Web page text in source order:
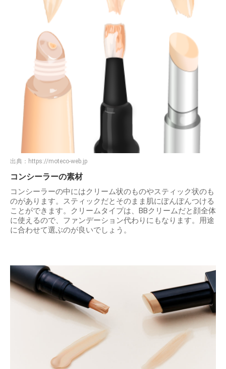
出典： https://moteco-web.jp
コンシーラーの素材
コンシーラーの中にはクリーム状のものやスティック状のも
のがあります。スティックだとそのまま肌にぽんぽんつける
ことができます。クリームタイプは、BBクリームだと顔全体
に使えるので、ファンデーション代わりにもなります。用途
に合わせて選ぶのが良いでしょう。